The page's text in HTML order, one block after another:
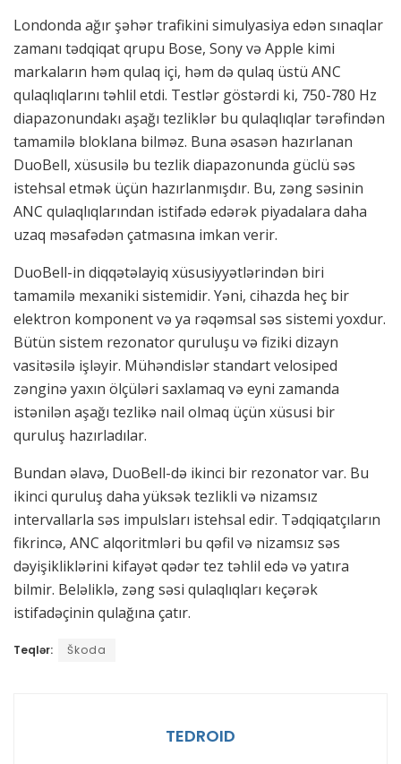
Londonda ağır şəhər trafikini simulyasiya edən sınaqlar
zamanı tədqiqat qrupu Bose, Sony və Apple kimi
markaların həm qulaq içi, həm də qulaq üstü ANC
qulaqlıqlarını təhlil etdi. Testlər göstərdi ki, 750-780 Hz
diapazonundakı aşağı tezliklər bu qulaqlıqlar tərəfindən
tamamilə bloklana bilməz. Buna əsasən hazırlanan
DuoBell, xüsusilə bu tezlik diapazonunda güclü səs
istehsal etmək üçün hazırlanmışdır. Bu, zəng səsinin
ANC qulaqlıqlarından istifadə edərək piyadalara daha
uzaq məsafədən çatmasına imkan verir.
DuoBell-in diqqətəlayiq xüsusiyyətlərindən biri
tamamilə mexaniki sistemidir. Yəni, cihazda heç bir
elektron komponent və ya rəqəmsal səs sistemi yoxdur.
Bütün sistem rezonator quruluşu və fiziki dizayn
vasitəsilə işləyir. Mühəndislər standart velosiped
zənginə yaxın ölçüləri saxlamaq və eyni zamanda
istənilən aşağı tezlikə nail olmaq üçün xüsusi bir
quruluş hazırladılar.
Bundan əlavə, DuoBell-də ikinci bir rezonator var. Bu
ikinci quruluş daha yüksək tezlikli və nizamsız
intervallarla səs impulsları istehsal edir. Tədqiqatçıların
fikrincə, ANC alqoritmləri bu qəfil və nizamsız səs
dəyişikliklərini kifayət qədər tez təhlil edə və yatıra
bilmir. Beləliklə, zəng səsi qulaqlıqları keçərək
istifadəçinin qulağına çatır.
Teqlər: Škoda
TEDROID